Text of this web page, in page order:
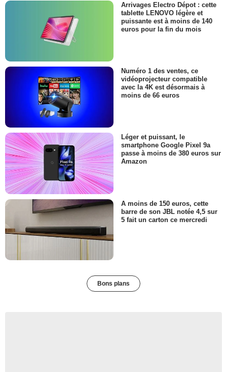
Arrivages Electro Dépot : cette
tablette LENOVO légère et
puissante est à moins de 140
euros pour la fin du mois
Numéro 1 des ventes, ce
vidéoprojecteur compatible
avec la 4K est désormais à
moins de 66 euros
Léger et puissant, le
smartphone Google Pixel 9a
passe à moins de 380 euros sur
Amazon
A moins de 150 euros, cette
barre de son JBL notée 4,5 sur
5 fait un carton ce mercredi
Bons plans